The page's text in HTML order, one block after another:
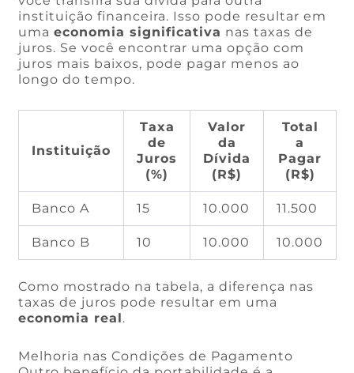
instituição financeira. Isso pode resultar em
umaeconomia significativa nas taxas de
juros. Se você encontrar uma opção com
juros mais baixos, pode pagar menos ao
longo do tempo.
Instituição
Taxa
de
Juros
(%)
Valor
da
Dívida
(R$)
Total
a
Pagar
(R$)
Banco A 15 10.000 11.500
Banco B 10 10.000 10.000
Como mostrado na tabela, a diferença nas
taxas de juros pode resultar em uma
economia real.
Melhoria nas Condições de Pagamento